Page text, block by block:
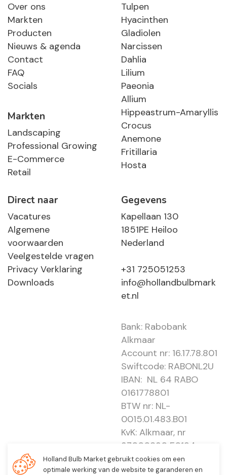
Over ons
Markten
Producten
Nieuws & agenda
Contact
FAQ
Socials
Markten
Landscaping
Professional Growing
E-Commerce
Retail
Tulpen
Hyacinthen
Gladiolen
Narcissen
Dahlia
Lilium
Paeonia
Allium
Hippeastrum-Amaryllis
Crocus
Anemone
Fritillaria
Hosta
Direct naar
Vacatures
Algemene
voorwaarden
Veelgestelde vragen
Privacy Verklaring
Downloads
Gegevens
Kapellaan 130
1851PE Heiloo
Nederland
+31 725051253
info@hollandbulbmark
et.nl
Bank: Rabobank
Alkmaar
Account nr: 16.17.78.801
Swiftcode: RABONL2U
IBAN: NL 64 RABO
0161778801
BTW nr: NL-
0015.01.483.B01
KvK: Alkmaar, nr
37000830 E0194 -
EBO 505
Holland Bulb Market gebruikt cookies om een
optimale werking van de website te garanderen en